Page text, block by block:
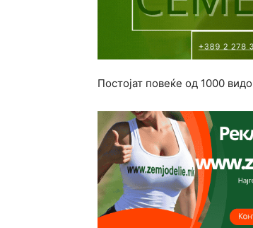
Постојат повеќе од 1000